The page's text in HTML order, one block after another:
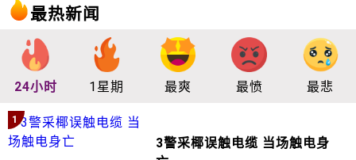
最热新闻
24小时 1星期 最爽 最愤 最悲
1
3警采椰误触电缆 当场触电身